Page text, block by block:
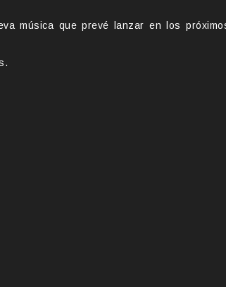
música que prevé lanzar en los